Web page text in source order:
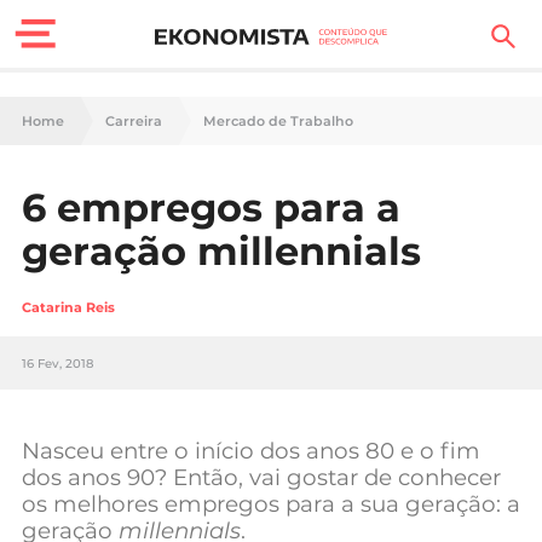
Finanças Pessoais
Carreira
Casa
Tecnologia
Negócios
Home Carreira Mercado de Trabalho
6 empregos para a
geração millennials
Catarina Reis
16 Fev, 2018
Nasceu entre o início dos anos 80 e o fim
dos anos 90? Então, vai gostar de conhecer
os melhores empregos para a sua geração: a
geração millennials.